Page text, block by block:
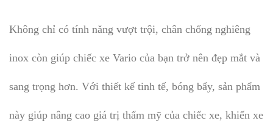
Không chỉ có tính năng vượt trội, chân chống nghiêng
inox còn giúp chiếc xe Vario của bạn trở nên đẹp mắt và
sang trọng hơn. Với thiết kế tinh tế, bóng bẩy, sản phẩm
này giúp nâng cao giá trị thẩm mỹ của chiếc xe, khiến xe